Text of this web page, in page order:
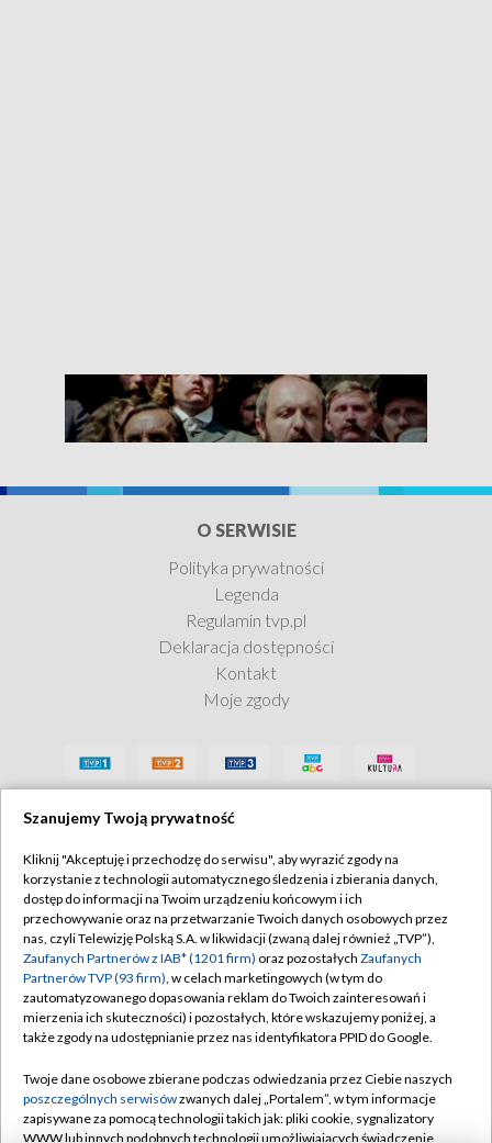
Najdłuższa wojna
nowoczesnej Europy
O SERWISIE
Polityka prywatności
Legenda
Regulamin tvp.pl
Deklaracja dostępności
Kontakt
Moje zgody
Szanujemy Twoją prywatność
Kliknij "Akceptuję i przechodzę do serwisu", aby wyrazić zgody na
korzystanie z technologii automatycznego śledzenia i zbierania danych,
dostęp do informacji na Twoim urządzeniu końcowym i ich
przechowywanie oraz na przetwarzanie Twoich danych osobowych przez
nas, czyli Telewizję Polską S.A. w likwidacji (zwaną dalej również „TVP”),
Zaufanych Partnerów z IAB* (1201 firm) oraz pozostałych Zaufanych
Partnerów TVP (93 firm), w celach marketingowych (w tym do
zautomatyzowanego dopasowania reklam do Twoich zainteresowań i
mierzenia ich skuteczności) i pozostałych, które wskazujemy poniżej, a
także zgody na udostępnianie przez nas identyfikatora PPID do Google.
Twoje dane osobowe zbierane podczas odwiedzania przez Ciebie naszych
poszczególnych serwisówzwanych dalej „Portalem”, w tym informacje
zapisywane za pomocą technologii takich jak: pliki cookie, sygnalizatory
WWW lub innych podobnych technologii umożliwiających świadczenie